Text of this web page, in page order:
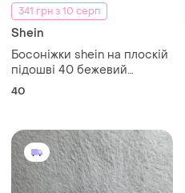
341 грн з 10 серп
Shein
Босоніжки shein на плоскій
підошві 40 бежевий
(3210540)
40